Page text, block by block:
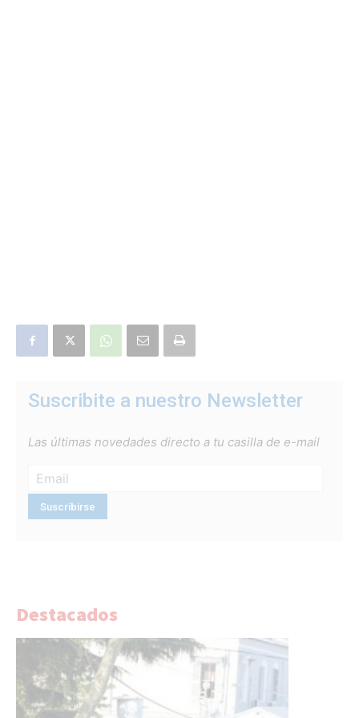
Suscribite a nuestro Newsletter
Las últimas novedades directo a tu casilla de e-mail
Destacados